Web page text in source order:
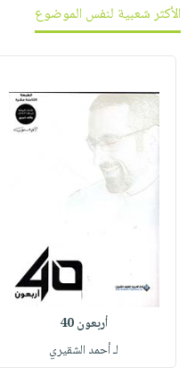
الأكثر شعبية لنفس الموضوع
أربعون 40
لـ أحمد الشقيري